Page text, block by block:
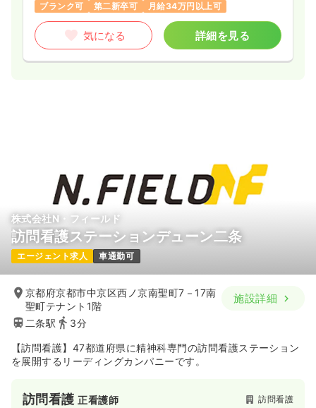
ブランク可
第二新卒可 月給34万円以上可
気になる 詳細を見る
株式会社N・フィールド
訪問看護ステーションデューン二条
エージェント求人 車通勤可
京都府京都市中京区西ノ京南聖町7－17南
聖町テナント1階
二条駅
3分
施設詳細
【訪問看護】47都道府県に精神科専門の訪問看護ステーション
を展開するリーディングカンパニーです。
訪問看護正看護師 訪問看護